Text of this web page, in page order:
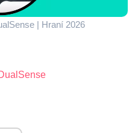
| Hraní 2026